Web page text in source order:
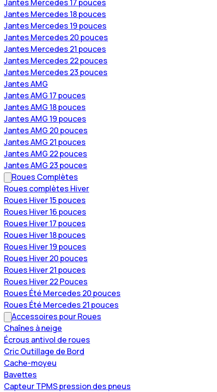
Jantes Mercedes 17 pouces
Jantes Mercedes 18 pouces
Jantes Mercedes 19 pouces
Jantes Mercedes 20 pouces
Jantes Mercedes 21 pouces
Jantes Mercedes 22 pouces
Jantes Mercedes 23 pouces
Jantes AMG
Jantes AMG 17 pouces
Jantes AMG 18 pouces
Jantes AMG 19 pouces
Jantes AMG 20 pouces
Jantes AMG 21 pouces
Jantes AMG 22 pouces
Jantes AMG 23 pouces
Roues Complètes
Roues complètes Hiver
Roues Hiver 15 pouces
Roues Hiver 16 pouces
Roues Hiver 17 pouces
Roues Hiver 18 pouces
Roues Hiver 19 pouces
Roues Hiver 20 pouces
Roues Hiver 21 pouces
Roues Hiver 22 Pouces
Roues Été Mercedes 20 pouces
Roues Été Mercedes 21 pouces
Accessoires pour Roues
Chaînes à neige
Écrous antivol de roues
Cric Outillage de Bord
Cache-moyeu
Bavettes
Capteur TPMS pression des pneus